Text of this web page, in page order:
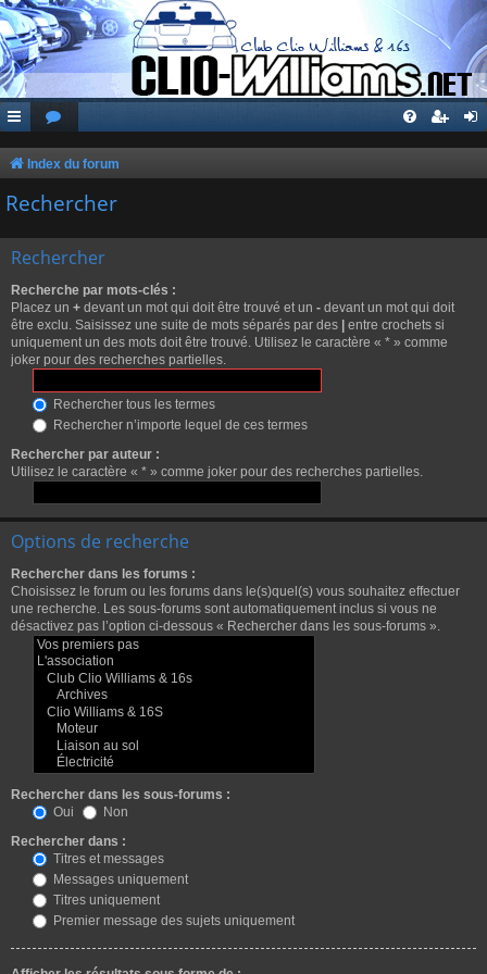
Index du forum
Rechercher
Rechercher
Recherche par mots-clés :
Placez un + devant un mot qui doit être trouvé et un - devant un mot qui doit
être exclu. Saisissez une suite de mots séparés par des | entre crochets si
uniquement un des mots doit être trouvé. Utilisez le caractère « * » comme
joker pour des recherches partielles.
Rechercher tous les termes
Rechercher n’importe lequel de ces termes
Rechercher par auteur :
Utilisez le caractère « * » comme joker pour des recherches partielles.
Options de recherche
Rechercher dans les forums :
Choisissez le forum ou les forums dans le(s)quel(s) vous souhaitez effectuer
une recherche. Les sous-forums sont automatiquement inclus si vous ne
désactivez pas l’option ci-dessous « Rechercher dans les sous-forums ».
Rechercher dans les sous-forums :
Oui
Non
Rechercher dans :
Titres et messages
Messages uniquement
Titres uniquement
Premier message des sujets uniquement